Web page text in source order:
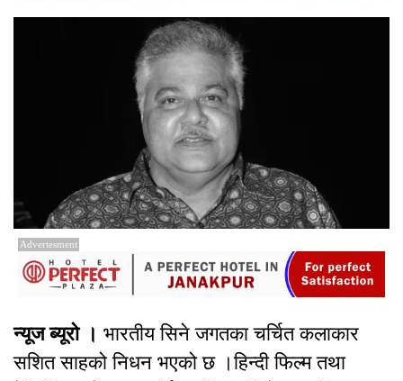
Advertesment
न्यूज ब्यूरो । भारतीय सिने जगतका चर्चित कलाकार
सशित साहको निधन भएको छ ।हिन्दी फिल्म तथा